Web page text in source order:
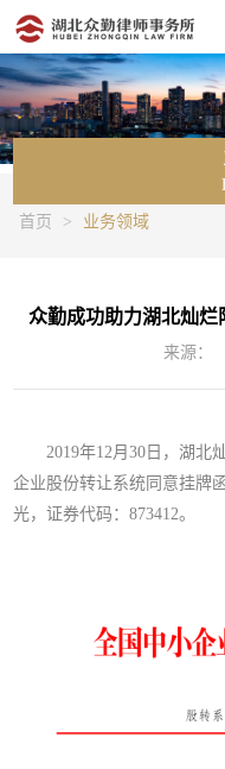
首页 > 业务领域
众勤成功助力湖北灿
来源：
2019年12月30日，湖北
企业股份转让系统同意挂牌
光，证券代码：873412。